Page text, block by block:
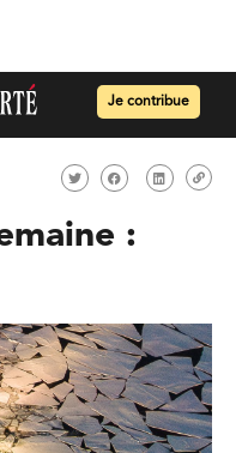
Je contribue
: